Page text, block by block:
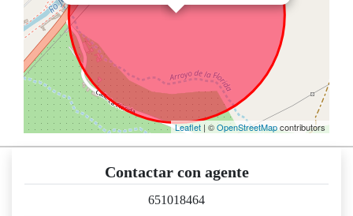
Leaflet | ©OpenStreetMapcontributors
Contactar con agente
651018464